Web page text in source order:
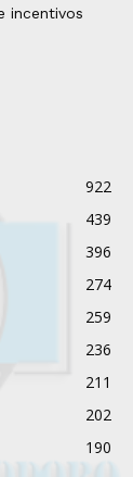
incentivos
922
439
396
274
259
236
211
202
190